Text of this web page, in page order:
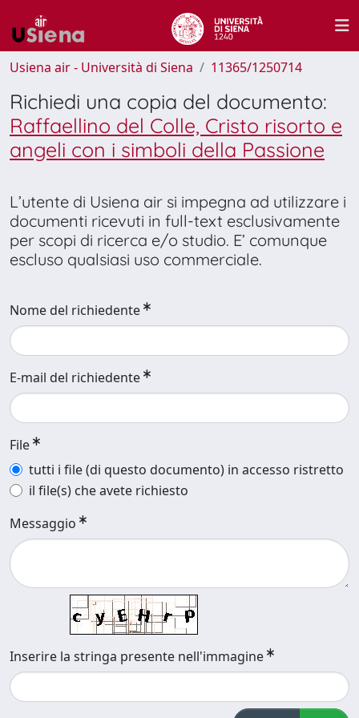
Usiena air - Università di Siena 11365/1250714
Richiedi una copia del documento:
Raffaellino del Colle, Cristo risorto e
angeli con i simboli della Passione
L’utente di Usiena air si impegna ad utilizzare i
documenti ricevuti in full-text esclusivamente
per scopi di ricerca e/o studio. E’ comunque
escluso qualsiasi uso commerciale.
Nome del richiedente
E-mail del richiedente
File
tutti i file (di questo documento) in accesso ristretto
il file(s) che avete richiesto
Messaggio
Inserire la stringa presente nell'immagine